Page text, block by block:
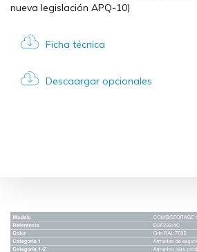
nueva legislación APQ-10)
Ficha técnica
Descaargar opcionales